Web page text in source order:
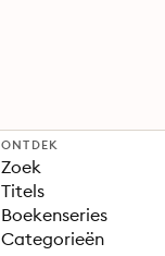
ONTDEK
Zoek
Titels
Boekenseries
Categorieën